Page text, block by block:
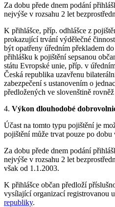
Za dobu přede dnem podání
nejvýše v rozsahu 2 let
K přihlášce, příp. odhlášce z
prokazující trvání výdělečné
být opatřeny úředním překladem
přihlášku k pojištění sepsanou
státu Evropské unie, příp. v
Česká republika uzavřenu
zabezpečení s ustanovením o
předložených ve slovenštině
4. Výkon dlouhodobé
Účast na tomto typu pojištění je
pojištění může trvat pouze po
Za dobu přede dnem podání
nejvýše v rozsahu 2 let
však od 1.1.2003.
K přihlášce občan předloží
vysílající organizací registrovanou u
republiky.